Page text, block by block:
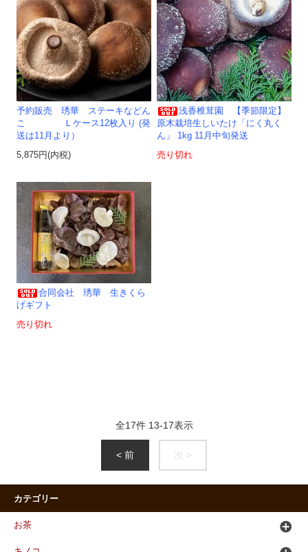
予約販売 琇華 ステーキなどん
こ Ｌケース12枚入り (発
送は11月より）
5,875円(内税)
浅香椎茸園 【季節限定】
原木栽培生しいたけ「にく丸く
ん」 1kg 11月中旬発送
売り切れ
合同会社 琇華 生きくら
げギフト
売り切れ
全17件 13-17表示
< 前 次 >
カテゴリー
お茶